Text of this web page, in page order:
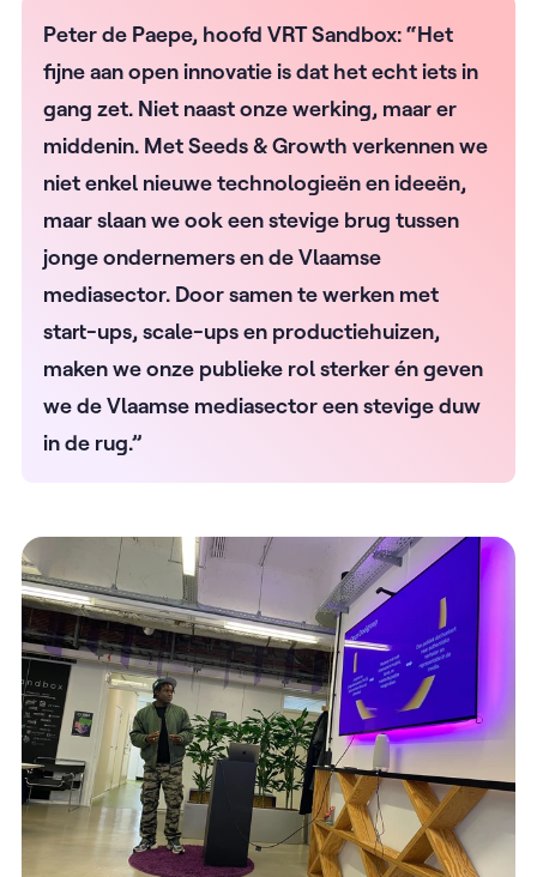
Peter de Paepe, hoofd VRT Sandbox: “Het
fijne aan open innovatie is dat het echt iets in
gang zet. Niet naast onze werking, maar er
middenin. Met Seeds & Growth verkennen we
niet enkel nieuwe technologieën en ideeën,
maar slaan we ook een stevige brug tussen
jonge ondernemers en de Vlaamse
mediasector. Door samen te werken met
start-ups, scale-ups en productiehuizen,
maken we onze publieke rol sterker én geven
we de Vlaamse mediasector een stevige duw
in de rug.”